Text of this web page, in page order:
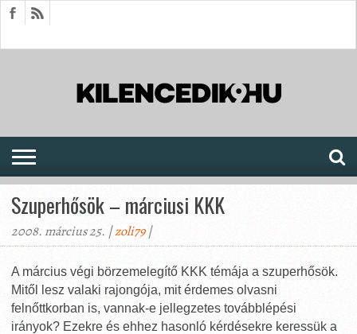
Szuperhősök – márciusi KKK
2008. március 25. |zoli79|
A március végi börzemelegítő KKK témája a szuperhősök.
Mitől lesz valaki rajongója, mit érdemes olvasni
felnőttkorban is, vannak-e jellegzetes továbblépési
irányok? Ezekre és ehhez hasonló kérdésekre keressük a